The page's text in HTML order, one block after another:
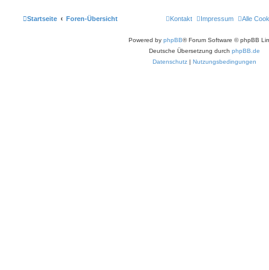
Startseite Foren-Übersicht Alle
Impressum
Kontakt
Powered by phpBB® Forum Software © phpBB
Deutsche Übersetzung durch phpBB.de
Datenschutz | Nutzungsbedingungen